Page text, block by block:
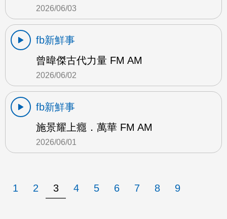
2026/06/03
fb新鮮事
曾暐傑古代力量 FM AM
2026/06/02
fb新鮮事
施景耀上癮．萬華 FM AM
2026/06/01
1 2 3 4 5 6 7 8 9